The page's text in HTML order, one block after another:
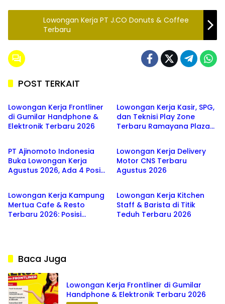
Lowongan Kerja PT J.CO Donuts & Coffee
Terbaru
POST TERKAIT
SMA/SMK
Lowongan Kerja Frontliner
di Gumilar Handphone &
Elektronik Terbaru 2026
Lowongan Kerja Kasir, SPG,
dan Teknisi Play Zone
Terbaru Ramayana Plaza
SMA/SMK
PT Ajinomoto Indonesia
Buka Lowongan Kerja
Agustus 2026, Ada 4 Posisi
SMA/SMK
Lowongan Kerja Delivery
Motor CNS Terbaru
Agustus 2026
SMA/SMK
Lowongan Kerja Kampung
Mertua Cafe & Resto
Terbaru 2026: Posisi
SMA/SMK
Lowongan Kerja Kitchen
Staff & Barista di Titik
Teduh Terbaru 2026
Baca Juga
Lowongan Kerja Frontliner di Gumilar
Handphone & Elektronik Terbaru 2026